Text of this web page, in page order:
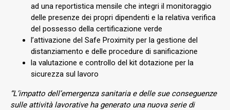
ad una reportistica mensile che integri il monitoraggio
delle presenze dei propri dipendenti e la relativa verifica
del possesso della certificazione verde
l’attivazione del Safe Proximity per la gestione del
distanziamento e delle procedure di sanificazione
la valutazione e controllo del kit dotazione per la
sicurezza sul lavoro
“L’impatto dell’emergenza sanitaria e delle sue conseguenze
sulle attività lavorative ha generato una nuova serie di